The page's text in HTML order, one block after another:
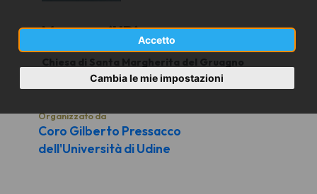
Accetto
Cambia le mie impostazioni
Moruzzo (UD)
Chiesa di Santa Margherita del Gruagno
Organizzato da
Coro Gilberto Pressacco
dell'Università di Udine